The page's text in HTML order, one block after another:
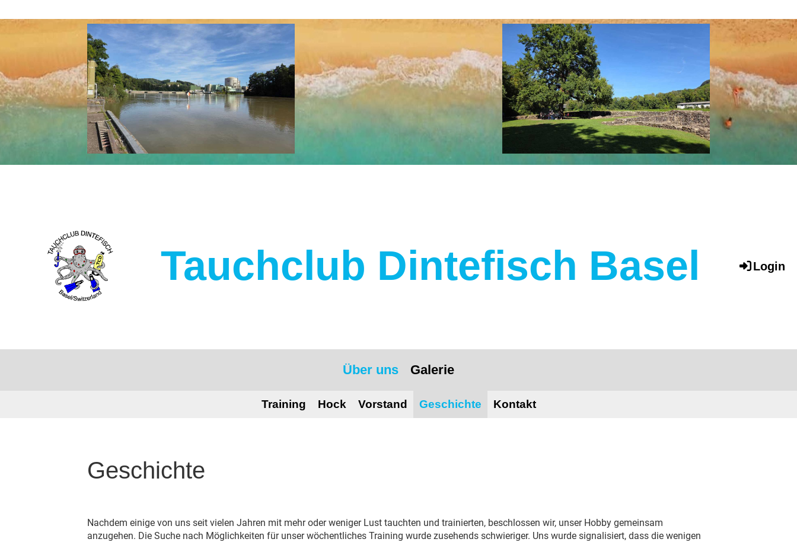
Tauchclub Dintefisch Basel Login
Über uns Galerie
Training Hock Vorstand Geschichte Kontakt
Geschichte
Nachdem einige von uns seit vielen Jahren mit mehr oder weniger Lust tauchten und trainierten, beschlossen wir, unser Hobby gemeinsam
anzugehen. Die Suche nach Möglichkeiten für unser wöchentliches Training wurde zusehends schwieriger. Uns wurde signalisiert, dass die wenigen